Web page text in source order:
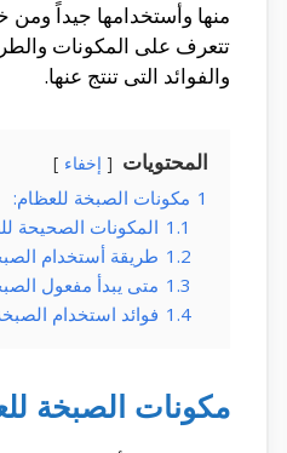
منها وأستخدامها جيداً
تتعرف على المكونات
والفوائد التى تنتج عنها.
المحتويات إخفاء
1 مكونات الصبخة للعظام:
1.1 المكونات الصحيحة
1.2 طريقة أستخدام
1.3 متى يبدأ مفعول
1.4 فوائد استخدام
مكونات الصبخة